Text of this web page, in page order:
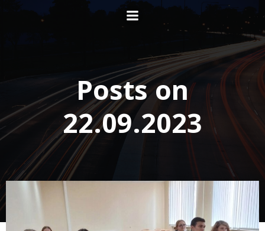
Перейти
к
содержимому
Posts on
22.09.2023